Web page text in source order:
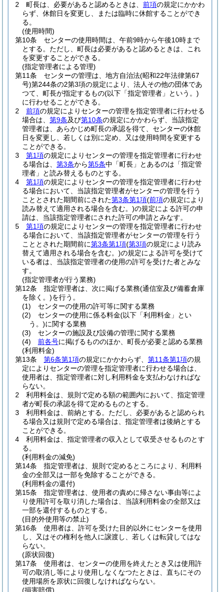
2
町長は、必要があると認めるときは、 前項の規定にかかわ
らず、休館日を変更し、または臨時に休館することができ
る。
(使用時間)
第10条
センターの使用時間は、午前9時から午後10時まで
とする。 ただし、町長は必要があると認めるときは、これ
を変更することができる。
(指定管理者による管理)
第11条
センターの管理は、地方自治法(昭和22年法律第67
号)第244条の2第3項の規定により、法人その他の団体であ
つて、町長が指定するもの(以下「指定管理者」という。)
に行わせることができる。
2
前項の規定によりセンターの管理を指定管理者に行わせる
場合は、 第9条及び第10条の規定にかかわらず、当該指定
管理者は、あらかじめ町長の承認を得て、センターの休館
日を変更し、若しくは別に定め、又は使用時間を変更する
ことができる。
3
第1項の規定によりセンターの管理を指定管理者に行わせ
る場合は、 第3条から第5条中「町長」とあるのは「指定管
理者」と読み替えるものとする。
4
第1項の規定によりセンターの管理を指定管理者に行わせ
る場合において、当該指定管理者がセンターの管理を行う
こととされた期間前にされた第3条第1項(前項の規定により
読み替えて適用される場合を含む。)の規定による許可の申
請は、当該指定管理者にされた許可の申請とみなす。
5
第1項の規定によりセンターの管理を指定管理者に行わせ
る場合において、当該指定管理者がセンターの管理を行う
こととされた期間前に第3条第1項(第3項の規定により読み
替えて適用される場合を含む。)の規定による許可を受けて
いる者は、当該指定管理者の使用の許可を受けた者とみな
す。
(指定管理者が行う業務)
第12条
指定管理者は、次に掲げる業務(通信室及び備蓄倉庫
を除く。)を行う。
(1)
センターの使用の許可等に関する業務
(2)
センターの使用に係る料金(以下「利用料金」とい
う。)に関する業務
(3)
センターの施設及び設備の管理に関する業務
(4)
前各号に掲げるもののほか、町長が必要と認める業務
(利用料金)
第13条
第6条第1項の規定にかかわらず、 第11条第1項の規
定によりセンターの管理を指定管理者に行わせる場合は、
使用者は、指定管理者に対し利用料金を支払わなければな
らない。
2
利用料金は、規則で定める額の範囲内において、指定管理
者が町長の承認を得て定めるものとする。
3
利用料金は、前納とする。 ただし、必要があると認められ
る場合又は規則で定める場合は、指定管理者は後納とする
ことができる。
4
利用料金は、指定管理者の収入として収受させるものとす
る。
(利用料金の減免)
第14条
指定管理者は、規則で定めるところにより、利用料
金の全部又は一部を免除することができる。
(利用料金の還付)
第15条
指定管理者は、使用者の責めに帰さない事由等によ
り使用許可を取り消した場合は、当該利用料金の全部又は
一部を還付するものとする。
(目的外使用等の禁止)
第16条
使用者は、許可を受けた目的以外にセンターを使用
し、又はその権利を他人に譲渡し、若しくは転貸してはな
らない。
(原状回復)
第17条
使用者は、センターの使用を終えたとき又は使用許
可の取消し等により使用しなくなつたときは、直ちにその
使用場所を原状に回復しなければならない。
(損害賠償)